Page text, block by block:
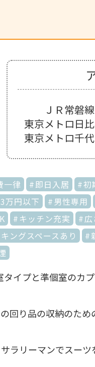
ＪＲ常磐
東京メトロ日
東京メトロ千
一律 即日入居 初
万円以下
男性専用
キッチン充実
ングスペースあり
イプと準個室のカプ
回り品の収納のた
ラリーマンでスー